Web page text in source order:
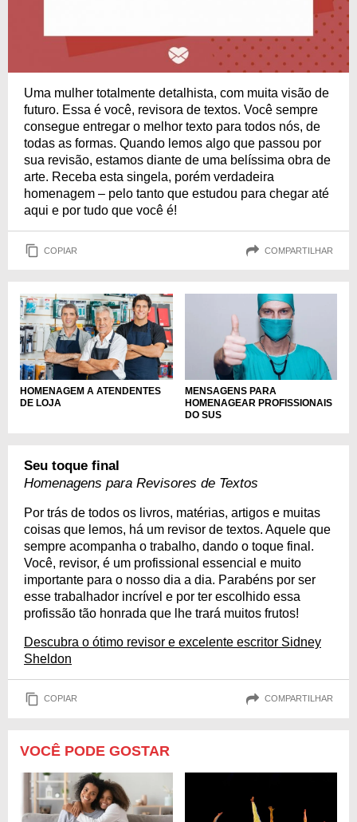
Uma mulher totalmente detalhista, com muita visão de
futuro. Essa é você, revisora de textos. Você sempre
consegue entregar o melhor texto para todos nós, de
todas as formas. Quando lemos algo que passou por
sua revisão, estamos diante de uma belíssima obra de
arte. Receba esta singela, porém verdadeira
homenagem – pelo tanto que estudou para chegar até
aqui e por tudo que você é!
COPIAR COMPARTILHAR
HOMENAGEM A ATENDENTES
DE LOJA
MENSAGENS PARA
HOMENAGEAR PROFISSIONAIS
DO SUS
Seu toque final
Homenagens para Revisores de Textos
Por trás de todos os livros, matérias, artigos e muitas
coisas que lemos, há um revisor de textos. Aquele que
sempre acompanha o trabalho, dando o toque final.
Você, revisor, é um profissional essencial e muito
importante para o nosso dia a dia. Parabéns por ser
esse trabalhador incrível e por ter escolhido essa
profissão tão honrada que lhe trará muitos frutos!
Descubra o ótimo revisor e excelente escritor Sidney
Sheldon
COPIAR COMPARTILHAR
VOCÊ PODE GOSTAR